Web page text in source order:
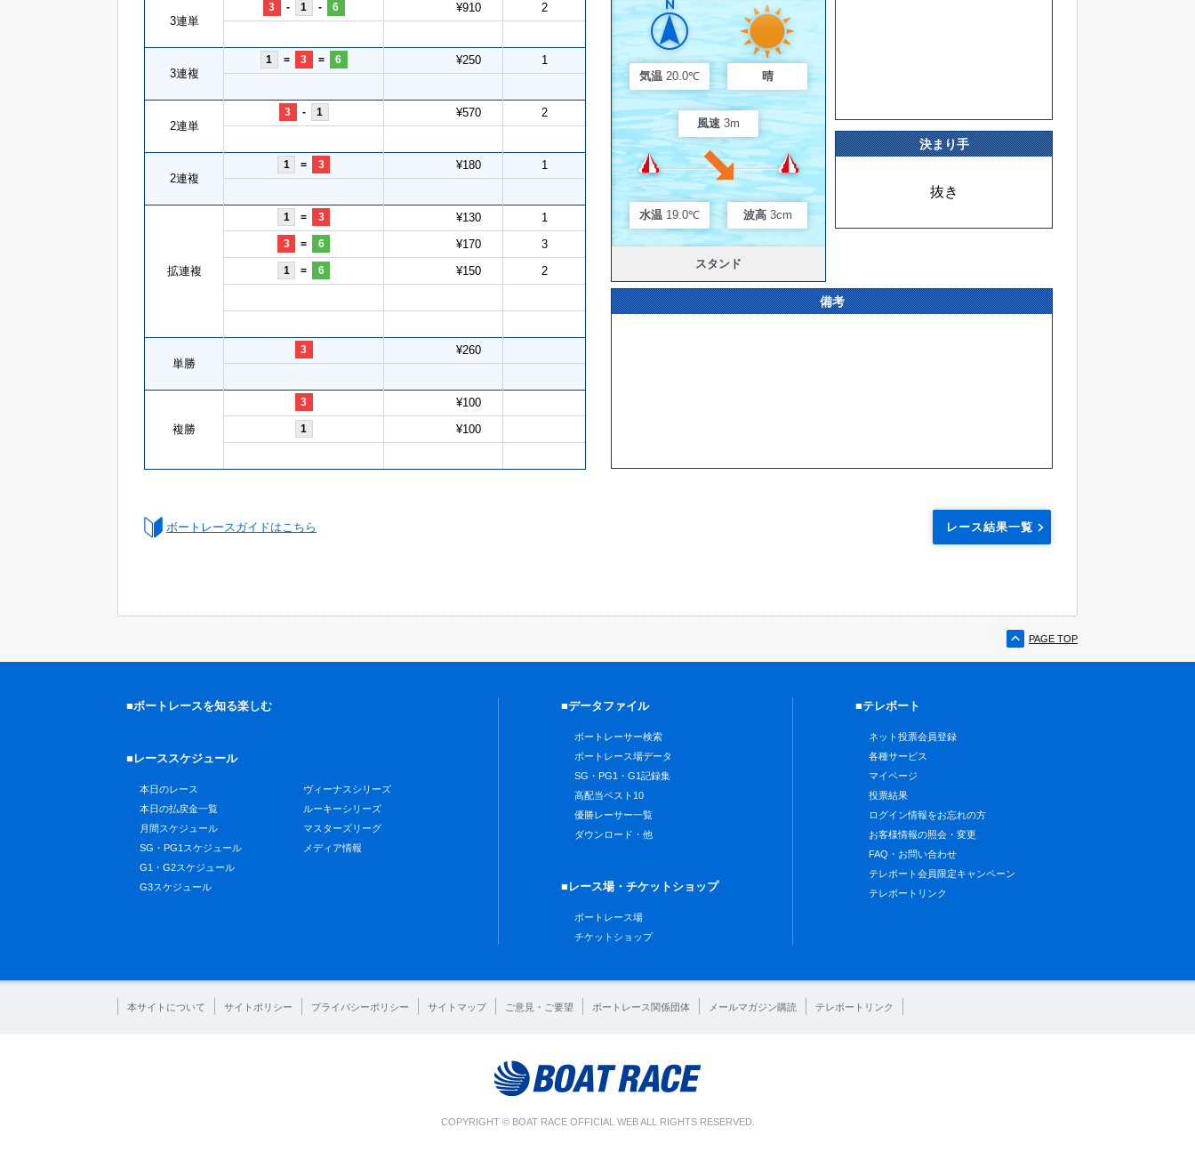
3連単
3 - 1 - 6 ¥910 2
3連複
1 = 3 = 6 ¥250 1
2連単
3 - 1 ¥570 2
2連複
1 = 3 ¥180 1
拡連複
1 = 3 ¥130 1
3 = 6 ¥170 3
1 = 6 ¥150 2
単勝
3 ¥260
複勝
3 ¥100
1 ¥100
気温 20.0℃ 晴
風速 3m
水温 19.0℃ 波高 3cm
スタンド
決まり手
抜き
備考
ボートレースガイドはこちら レース結果一覧
PAGE TOP
■ボートレースを知る楽しむ
■レーススケジュール
本日のレース
本日の払戻金一覧
月間スケジュール
SG・PG1スケジュール
G1・G2スケジュール
G3スケジュール
ヴィーナスシリーズ
ルーキーシリーズ
マスターズリーグ
メディア情報
■データファイル
ボートレーサー検索
ボートレース場データ
SG・PG1・G1記録集
高配当ベスト10
優勝レーサー一覧
ダウンロード・他
■レース場・チケットショップ
ボートレース場
チケットショップ
■テレボート
ネット投票会員登録
各種サービス
マイページ
投票結果
ログイン情報をお忘れの方
お客様情報の照会・変更
FAQ・お問い合わせ
テレボート会員限定キャンペーン
テレボートリンク
本サイトについて サイトポリシー プライバシーポリシー サイトマップ ご意見・ご要望 ボートレース関係団体 メールマガジン購読 テレボートリンク
COPYRIGHT © BOAT RACE OFFICIAL WEB ALL RIGHTS RESERVED.